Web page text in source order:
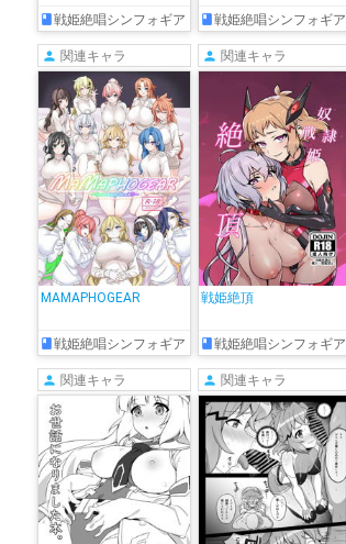
戦姫絶唱シンフォギア 戦姫絶唱シンフォギア
関連キャラ
MAMAPHOGEAR
戦姫絶唱シンフォギア
関連キャラ
戦姫絶頂
戦姫絶唱シンフォギア
関連キャラ 関連キャラ